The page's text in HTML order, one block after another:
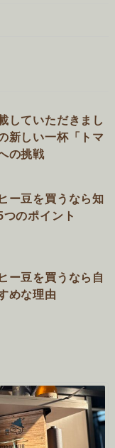
していただきまし
新しい一杯「トマ
の挑戦
ー豆を買うなら知
のポイント
ー豆を買うなら自
めな理由